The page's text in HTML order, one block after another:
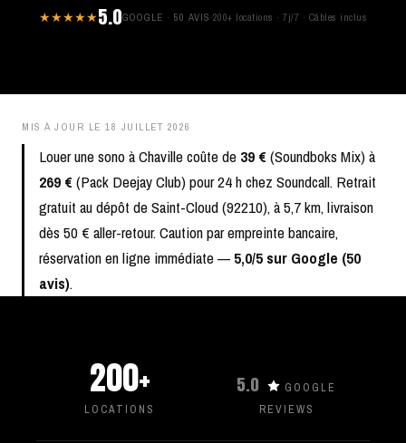
★★★★★5.0GOOGLE · 50 AVIS ·200+ locations · 7j/7 · Câbles inclus
MIS À JOUR LE 18 JUILLET 2026
Louer une sono à Chaville coûte de 39 € (Soundboks Mix) à
269 € (Pack Deejay Club) pour 24 h chez Soundcall. Retrait
gratuit au dépôt de Saint-Cloud (92210), à 5,7 km, livraison
dès 50 € aller-retour. Caution par empreinte bancaire,
réservation en ligne immédiate — 5,0/5 sur Google (50
avis).
200+
LOCATIONS
5.0
GOOGLE
REVIEWS